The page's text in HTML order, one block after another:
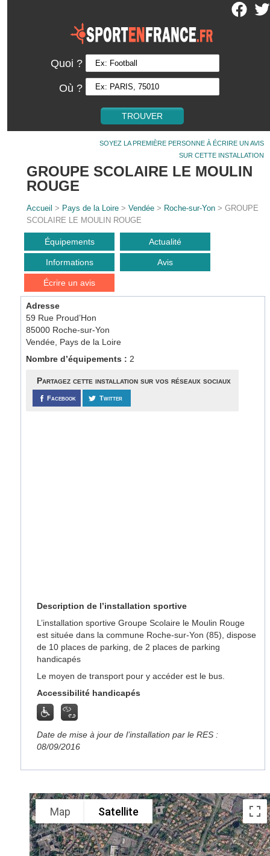
Quoi ?
Où ?
SOYEZ LA PREMIÈRE PERSONNE À ÉCRIRE UN AVIS
SUR CETTE INSTALLATION
GROUPE SCOLAIRE LE MOULIN
ROUGE
Accueil > Pays de la Loire >Vendée > Roche-sur-Yon > GROUPE
SCOLAIRE LE MOULIN ROUGE
Équipements Actualité
Informations Avis
Écrire un avis
Adresse
59 Rue Proud’Hon
85000 Roche-sur-Yon
Vendée, Pays de la Loire
Nombre d’équipements : 2
Partagez cette installation sur vos réseaux sociaux
Facebook Twitter
Description de l’installation sportive
L’installation sportive Groupe Scolaire le Moulin Rouge
est située dans la commune Roche-sur-Yon (85), dispose
de 10 places de parking, de 2 places de parking
handicapés
Le moyen de transport pour y accéder est le bus.
Accessibilité handicapés
Date de mise à jour de l’installation par le RES :
08/09/2016
Map Satellite